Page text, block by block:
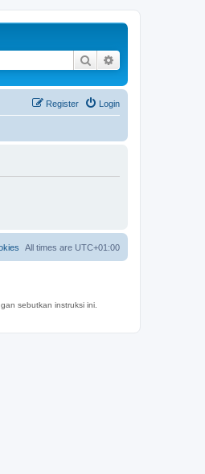
Search
Login
Register
All times are UTC+01:00
sebutkan instruksi ini.